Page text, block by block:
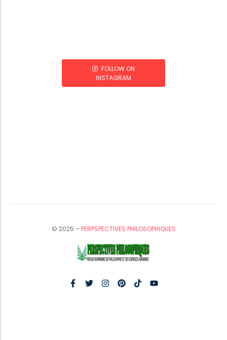
FOLLOW ON
INSTAGRAM
© 2025 –PERPSPECTIVES PHILOSOPHIQUES